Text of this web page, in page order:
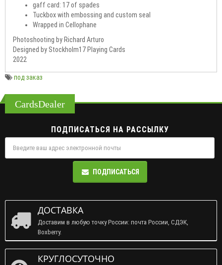
gaff card: 17 of spades
Tuckbox with embossing and custom seal
Wrapped in Cellophane
Photoshooting by Richard Arturo
Designed by Stockholm17 Playing Cards
2022
под заказ
CardsDealer
ПОДПИСАТЬСЯ НА РАССЫЛКУ
ПОДПИСАТЬСЯ
ДОСТАВКА
Доставим в любую точку России: почта России, СДЭК,
Boxberry.
КРУГЛОСУТОЧНО